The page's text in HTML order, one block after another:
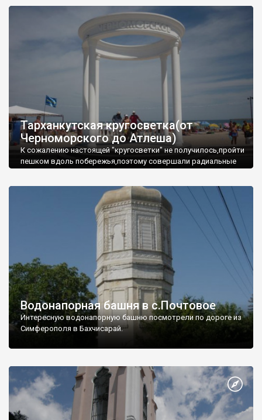
Тарханкутская кругосветка(от
Черноморского до Атлеша)
К сожалению настоящей "кругосветки" не получилось,пройти
пешком вдоль побережья,поэтому совершали радиальные
Водонапорная башня в с.Почтовое
Интересную водонапорную башню посмотрели по дороге из
Симферополя в Бахчисарай.